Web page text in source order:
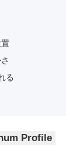
プロファイル
ロフィール
ロファイル
る
Profile